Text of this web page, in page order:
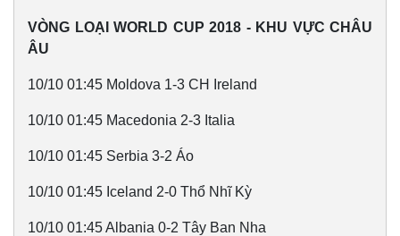
VÒNG LOẠI WORLD CUP 2018 - KHU VỰC CHÂU
ÂU
10/10 01:45 Moldova 1-3 CH Ireland
10/10 01:45 Macedonia 2-3 Italia
10/10 01:45 Serbia 3-2 Áo
10/10 01:45 Iceland 2-0 Thổ Nhĩ Kỳ
10/10 01:45 Albania 0-2 Tây Ban Nha